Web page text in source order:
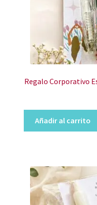
Regalo Corporativo
Añadir al carrito